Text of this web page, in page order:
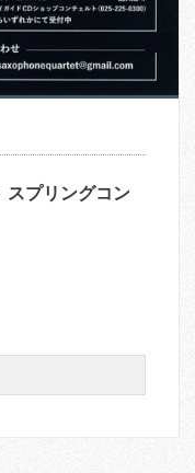
スプリングコン